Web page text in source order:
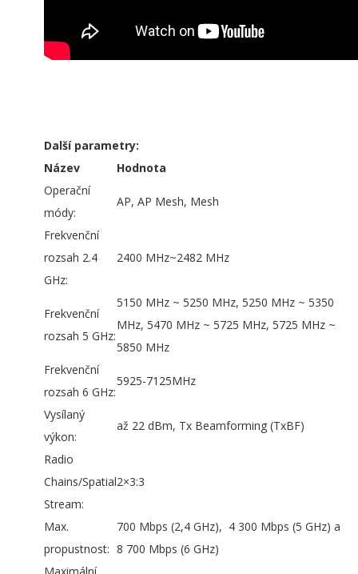
Další parametry:
Název
Hodnota
Operační
módy:
AP, AP Mesh, Mesh
Frekvenční
rozsah 2.4
GHz:
2400 MHz~2482 MHz
Frekvenční
rozsah 5 GHz:
5150 MHz ~ 5250 MHz, 5250 MHz ~ 5350
MHz, 5470 MHz ~ 5725 MHz, 5725 MHz ~
5850 MHz
Frekvenční
rozsah 6 GHz:
5925-7125MHz
Vysílaný
výkon:
až 22 dBm, Tx Beamforming (TxBF)
Radio
Chains/Spatial
Stream:
2×3:3
Max.
propustnost:
700 Mbps (2,4 GHz), 4 300 Mbps (5 GHz) a
8 700 Mbps (6 GHz)